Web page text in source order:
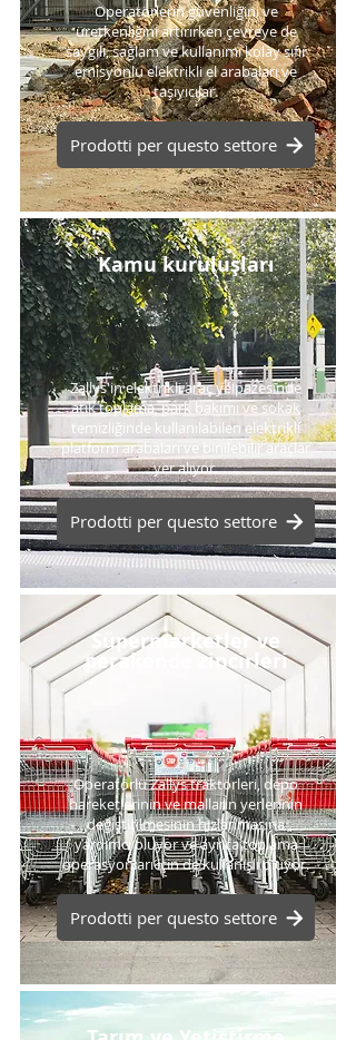
Operatörlerin güvenliğini ve
üretkenliğini artırırken çevreye de
saygılı, sağlam ve kullanımı kolay sıfır
emisyonlu elektrikli el arabaları ve
taşıyıcılar.
Prodotti per questo settore
Kamu kuruluşları
Zallys'in elektrikli araç yelpazesinde
atık toplama, park bakımı ve sokak
temizliğinde kullanılabilen elektrikli
platform arabaları ve binilebilir araçlar
yer alıyor.
Prodotti per questo settore
Süpermarketler ve
perakende zincirleri
Operatörlü Zallys traktörleri, depo
hareketlerinin ve malların yerlerinin
değiştirilmesinin hızlanmasına
yardımcı oluyor ve ayrıca toplama
operasyonları için de kullanışlı oluyor.
Prodotti per questo settore